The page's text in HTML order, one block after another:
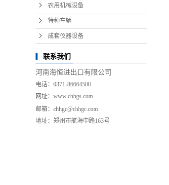
农用机械设备
特种车辆
成套仪器设备
联系我们
河南海恒进出口有限公司
电话：0371-86664500
网址： www.chhgs.com
邮箱：chhgc@chhgc.com
地址：郑州市航海中路163号